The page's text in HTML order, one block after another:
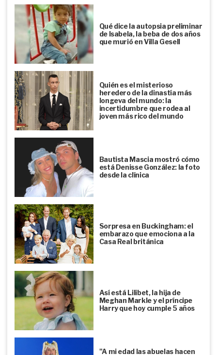
Qué dice la autopsia preliminar
de Isabela, la beba de dos años
que murió en Villa Gesell
Quién es el misterioso
heredero de la dinastía más
longeva del mundo: la
incertidumbre que rodea al
joven más rico del mundo
Bautista Mascia mostró cómo
está Denisse González: la foto
desde la clínica
Sorpresa en Buckingham: el
embarazo que emociona a la
Casa Real británica
Así está Lilibet, la hija de
Meghan Markle y el príncipe
Harry que hoy cumple 5 años
"A mi edad las abuelas hacen